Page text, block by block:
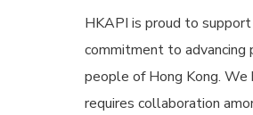
HKAPI is proud to
commitment to
people of Hong Kong.
requires collaboration